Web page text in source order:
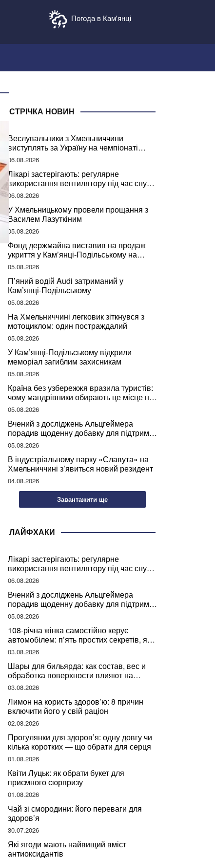
Погода в Кам'янці
СТРІЧКА НОВИН
Веслувальники з Хмельниччини
виступлять за Україну на чемпіонаті
світу
06.08.2026
Лікарі застерігають: регулярне
використання вентилятору під час сну
може негативно вплинути на ваше
здоров’я
06.08.2026
У Хмельницькому провели прощання з
Василем Лазуткіним
05.08.2026
Фонд держмайна виставив на продаж
укриття у Кам’янці-Подільському на
Хмельниччині
05.08.2026
П’яний водій Audi затриманий у
Кам’янці-Подільському
05.08.2026
На Хмельниччині легковик зіткнувся з
мотоциклом: один постраждалий
05.08.2026
У Кам’янці-Подільському відкрили
меморіал загиблим захисникам
05.08.2026
Країна без узбережжя вразила туристів:
чому мандрівники обирають це місце на
відпочинок
05.08.2026
Вчений з досліджень Альцгеймера
порадив щоденну добавку для підтримки
мозкової діяльності
05.08.2026
В індустріальному парку «Славута» на
Хмельниччині з’явиться новий резидент
04.08.2026
Завантажити ще
ЛАЙФХАКИ
Лікарі застерігають: регулярне
використання вентилятору під час сну
може негативно вплинути на ваше
здоров’я
06.08.2026
Вчений з досліджень Альцгеймера
порадив щоденну добавку для підтримки
мозкової діяльності
05.08.2026
108-річна жінка самостійно керує
автомобілем: п’ять простих секретів, які
допомогли їй дожити до століття
03.08.2026
Шары для бильярда: как состав, вес и
обработка поверхности влияют на
динамику игры
03.08.2026
Лимон на користь здоров’ю: 8 причин
включити його у свій раціон
02.08.2026
Прогулянки для здоров’я: одну довгу чи
кілька коротких — що обрати для серця
01.08.2026
Квіти Луцьк: як обрати букет для
приємного сюрпризу
01.08.2026
Чай зі смородини: його переваги для
здоров’я
30.07.2026
Які ягоди мають найвищий вміст
антиоксидантів